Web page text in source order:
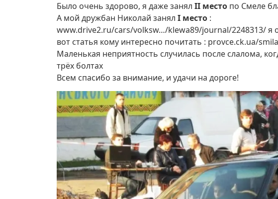
Было очень здорово, я даже занял II место по Смеле
А мой дружбан Николай занял I место :
www.drive2.ru/cars/volksw…/klewa89/journal/2248313/ я
вот статья кому интересно почитать : provce.ck.ua/
Маленькая неприятность случилась после слалома,
трёх болтах
Всем спасибо за внимание, и удачи на дороге!